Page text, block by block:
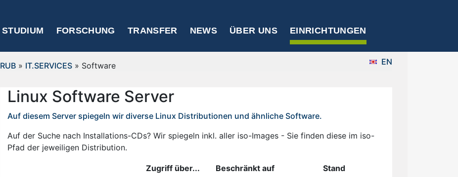
STUDIUM FORSCHUNG TRANSFER NEWS ÜBER UNS EINRICHTUNGEN
RUB » IT.SERVICES » Software EN
Linux Software Server
Auf diesem Server spiegeln wir diverse Linux Distributionen und ähnliche Software.
Auf der Suche nach Installations-CDs? Wir spiegeln inkl. aller iso-Images - Sie finden diese im iso-
Pfad der jeweiligen Distribution.
Zugriff über... Beschränkt auf
Stand